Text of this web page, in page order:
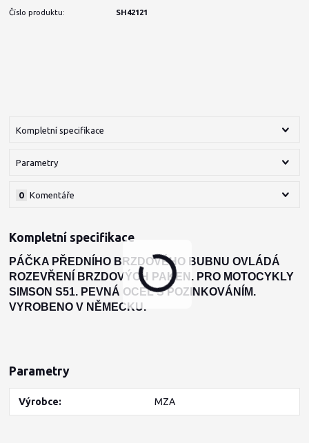
Číslo produktu: SH42121
Kompletní specifikace
Parametry
Komentáře
0
Kompletní specifikace
PÁČKA PŘEDNÍHO BRZDOVÉHO BUBNU OVLÁDÁ
ROZEVŘENÍ BRZDOVÝCH PAKEN. PRO MOTOCYKLY
SIMSON S51. PEVNÁ OCEL S POZINKOVÁNÍM.
VYROBENO V NĚMECKU.
Parametry
Výrobce MZA